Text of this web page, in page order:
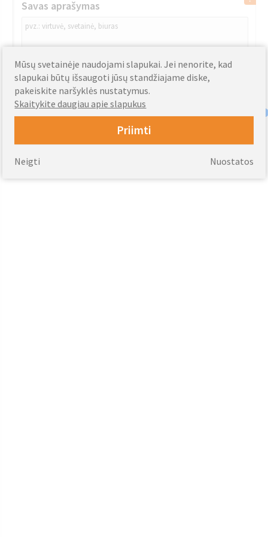
Savas aprašymas
Įvertinkite šį produktą:
Mūsų svetainėje naudojami slapukai. Jei nenorite, kad
slapukai būtų išsaugoti jūsų standžiajame diske,
pakeiskite naršyklės nustatymus.
Skaitykite daugiau apie slapukus
Priimti
Nuostatos
Neigti